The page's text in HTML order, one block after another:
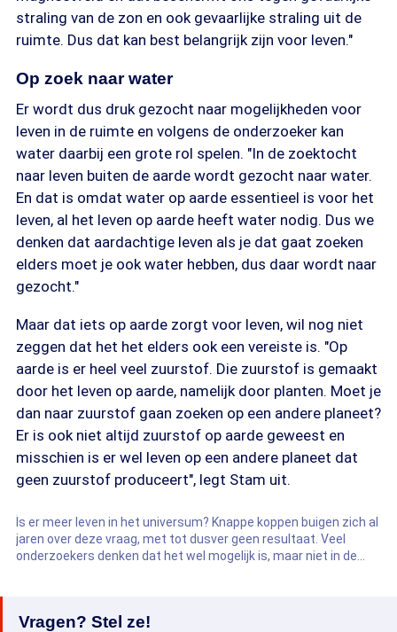
straling van de zon en ook gevaarlijke straling uit de
ruimte. Dus dat kan best belangrijk zijn voor leven."
Op zoek naar water
Er wordt dus druk gezocht naar mogelijkheden voor
leven in de ruimte en volgens de onderzoeker kan
water daarbij een grote rol spelen. "In de zoektocht
naar leven buiten de aarde wordt gezocht naar water.
En dat is omdat water op aarde essentieel is voor het
leven, al het leven op aarde heeft water nodig. Dus we
denken dat aardachtige leven als je dat gaat zoeken
elders moet je ook water hebben, dus daar wordt naar
gezocht."
Maar dat iets op aarde zorgt voor leven, wil nog niet
zeggen dat het het elders ook een vereiste is. "Op
aarde is er heel veel zuurstof. Die zuurstof is gemaakt
door het leven op aarde, namelijk door planten. Moet je
dan naar zuurstof gaan zoeken op een andere planeet?
Er is ook niet altijd zuurstof op aarde geweest en
misschien is er wel leven op een andere planeet dat
geen zuurstof produceert", legt Stam uit.
Is er meer leven in het universum? Knappe koppen buigen zich al
jaren over deze vraag, met tot dusver geen resultaat. Veel
onderzoekers denken dat het wel mogelijk is, maar niet in de
Vragen? Stel ze!